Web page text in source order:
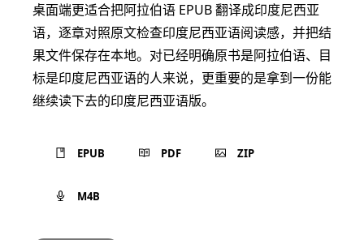
桌面端更适合把阿拉伯语 EPUB 翻译成印度尼西亚
语，逐章对照原文检查印度尼西亚语阅读感，并把结
果文件保存在本地。对已经明确原书是阿拉伯语、目
标是印度尼西亚语的人来说，更重要的是拿到一份能
继续读下去的印度尼西亚语版。
EPUB PDF ZIP
M4B